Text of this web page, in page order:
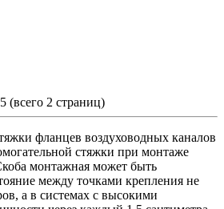
(всего 2 страниц)
фланцев воздуховодных каналов
стяжки при монтаже
монтажная может быть
между точками крепления не
а в системах с высокими